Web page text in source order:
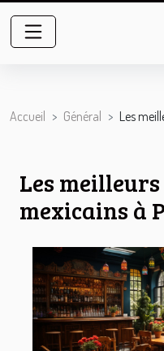
Accueil Général Les
Les
mexicains à